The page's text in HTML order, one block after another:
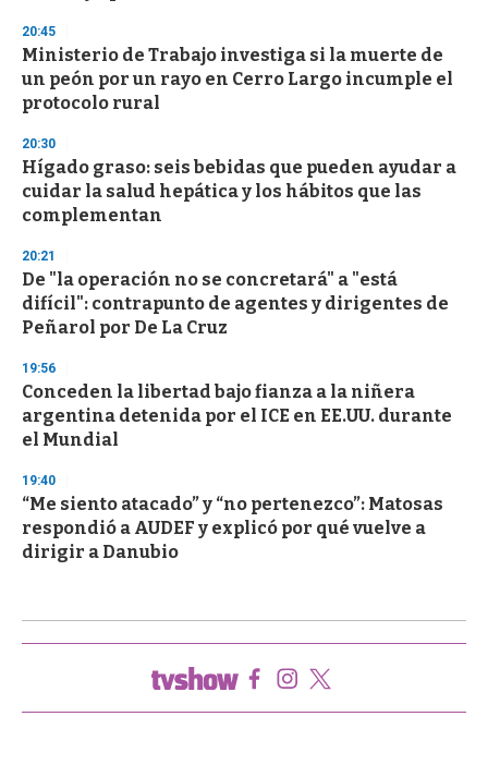
20:45
Ministerio de Trabajo investiga si la muerte de
un peón por un rayo en Cerro Largo incumple el
protocolo rural
20:30
Hígado graso: seis bebidas que pueden ayudar a
cuidar la salud hepática y los hábitos que las
complementan
20:21
De "la operación no se concretará" a "está
difícil": contrapunto de agentes y dirigentes de
Peñarol por De La Cruz
19:56
Conceden la libertad bajo fianza a la niñera
argentina detenida por el ICE en EE.UU. durante
el Mundial
19:40
“Me siento atacado” y “no pertenezco”: Matosas
respondió a AUDEF y explicó por qué vuelve a
dirigir a Danubio